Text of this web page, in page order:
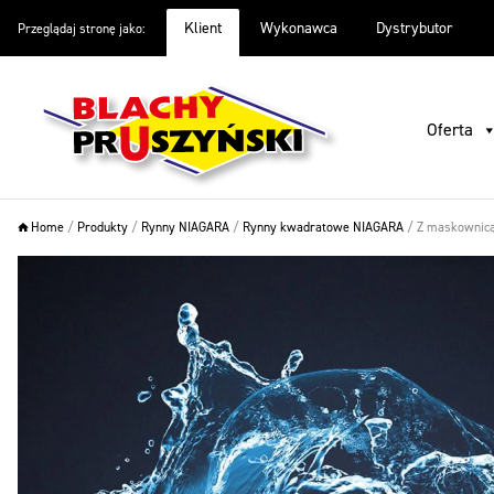
Przeglądaj stronę jako: Klient Wykonawca Dystrybutor
Oferta
Home / Produkty / Rynny NIAGARA / Rynny kwadratowe NIAGARA /Z
Oferta Inspiracje Warto wiedzieć